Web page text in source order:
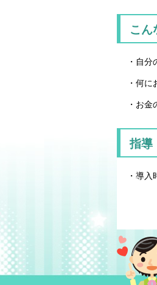
こん
・自
・何
・お金
指導
・導